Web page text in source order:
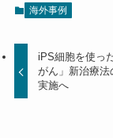
海外事例
iPS細胞を使っ
がん」新治療法
実施へ